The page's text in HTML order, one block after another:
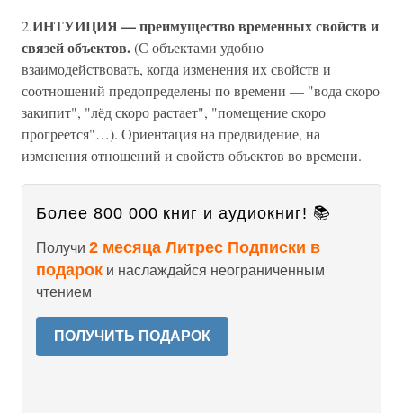
2.ИНТУИЦИЯ — преимущество временных свойств и
связей объектов.(С объектами удобно
взаимодействовать, когда изменения их свойств и
соотношений предопределены по времени — "вода скоро
закипит", "лёд скоро растает", "помещение скоро
прогреется"…). Ориентация на предвидение, на
изменения отношений и свойств объектов во времени.
Более 800 000 книг и аудиокниг! 📚
Получи 2 месяца Литрес Подписки в
подарок и наслаждайся неограниченным
чтением
ПОЛУЧИТЬ ПОДАРОК